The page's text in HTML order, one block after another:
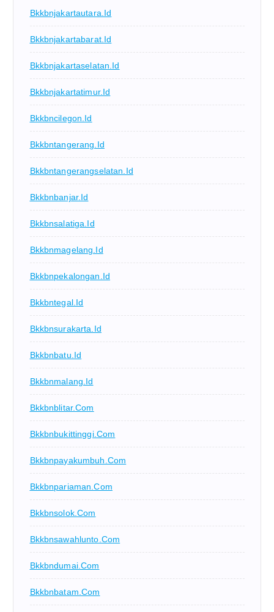
Bkkbnjakartautara.id
Bkkbnjakartabarat.id
Bkkbnjakartaselatan.id
Bkkbnjakartatimur.id
Bkkbncilegon.id
Bkkbntangerang.id
Bkkbntangerangselatan.id
Bkkbnbanjar.id
Bkkbnsalatiga.id
Bkkbnmagelang.id
Bkkbnpekalongan.id
Bkkbntegal.id
Bkkbnsurakarta.id
Bkkbnbatu.id
Bkkbnmalang.id
Bkkbnblitar.com
Bkkbnbukittinggi.com
Bkkbnpayakumbuh.com
Bkkbnpariaman.com
Bkkbnsolok.com
Bkkbnsawahlunto.com
Bkkbndumai.com
Bkkbnbatam.com